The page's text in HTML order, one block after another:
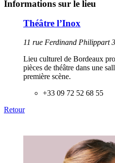
Informations sur le lieu
Théâtre l’Inox
11 rue Ferdinand Philippart
Lieu culturel de Bordeaux
pièces de théâtre dans une
première scène.
+33 09 72 52 68 55
Retour